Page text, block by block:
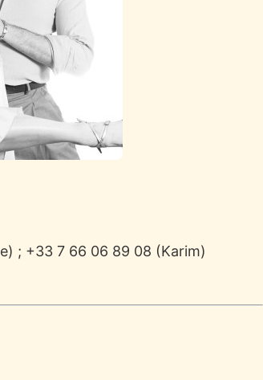
; +33 7 66 06 89 08 (Karim)